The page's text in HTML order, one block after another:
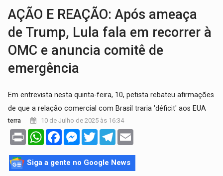
INFRAESTRUTURA:
AÇÃO E REAÇÃO: Após ameaça
de Trump, Lula fala em recorrer à
OMC e anuncia comitê de
emergência
Em entrevista nesta quinta-feira, 10, petista rebateu afirmações
de que a relação comercial com Brasil traria 'déficit' aos EUA
terra 10 de Julho de 2025 às 16:34
Print WhatsAppFacebookMessenger
TwitterTelegram
Siga a gente no Google News